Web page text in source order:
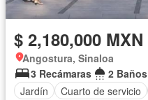
$ 2,180,000 MXN
Angostura, Sinaloa
3 Recámaras
2 Baños
Jardín
Cuarto de servicio